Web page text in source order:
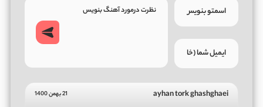
ayhan tork ghashghaei 21 بهمن 1400